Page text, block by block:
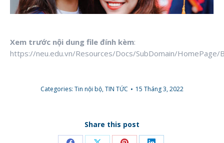
Xem trước nội dung file đính kèm:
https://neu.edu.vn/Resources/Docs/SubDomain/HomePage/
Categories: Tin nội bộ,TIN TỨC 15 Tháng 3, 2022
Share this post